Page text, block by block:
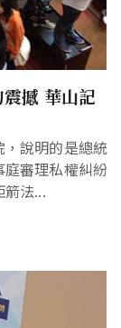
震撼 華山記
說明的是總統
審理私權糾紛
法...